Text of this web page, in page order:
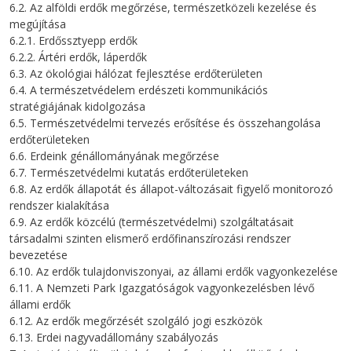
6.2. Az alföldi erdők megőrzése, természetközeli kezelése és
megújítása
6.2.1. Erdőssztyepp erdők
6.2.2. Ártéri erdők, láperdők
6.3. Az ökológiai hálózat fejlesztése erdőterületen
6.4. A természetvédelem erdészeti kommunikációs
stratégiájának kidolgozása
6.5. Természetvédelmi tervezés erősítése és összehangolása
erdőterületeken
6.6. Erdeink génállományának megőrzése
6.7. Természetvédelmi kutatás erdőterületeken
6.8. Az erdők állapotát és állapot-változásait figyelő monitorozó
rendszer kialakítása
6.9. Az erdők közcélú (természetvédelmi) szolgáltatásait
társadalmi szinten elismerő erdőfinanszírozási rendszer
bevezetése
6.10. Az erdők tulajdonviszonyai, az állami erdők vagyonkezelése
6.11. A Nemzeti Park Igazgatóságok vagyonkezelésben lévő
állami erdők
6.12. Az erdők megőrzését szolgáló jogi eszközök
6.13. Erdei nagyvadállomány szabályozás